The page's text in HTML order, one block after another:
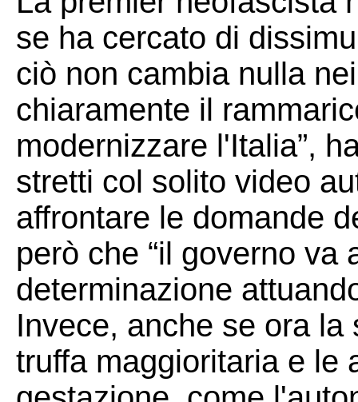
se ha cercato di
ciò non cambia nulla
chiaramente il
modernizzare l'Italia”,
stretti col solito video
affrontare le domande
però che “il governo va
determinazione
Invece, anche se ora
truffa maggioritaria e le